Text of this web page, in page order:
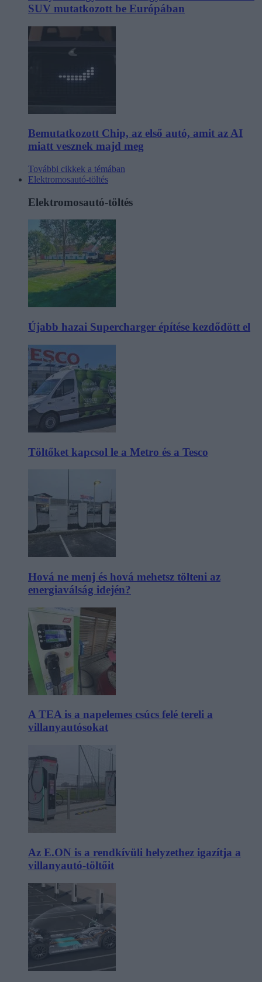
SUV mutatkozott be Európában
Bemutatkozott Chip, az első autó, amit az AI
miatt vesznek majd meg
További cikkek a témában
Elektromosautó-töltés
Elektromosautó-töltés
Újabb hazai Supercharger építése kezdődött el
Töltőket kapcsol le a Metro és a Tesco
Hová ne menj és hová mehetsz tölteni az
energiaválság idején?
A TEA is a napelemes csúcs felé tereli a
villanyautósokat
Az E.ON is a rendkívüli helyzethez igazítja a
villanyautó-töltőit